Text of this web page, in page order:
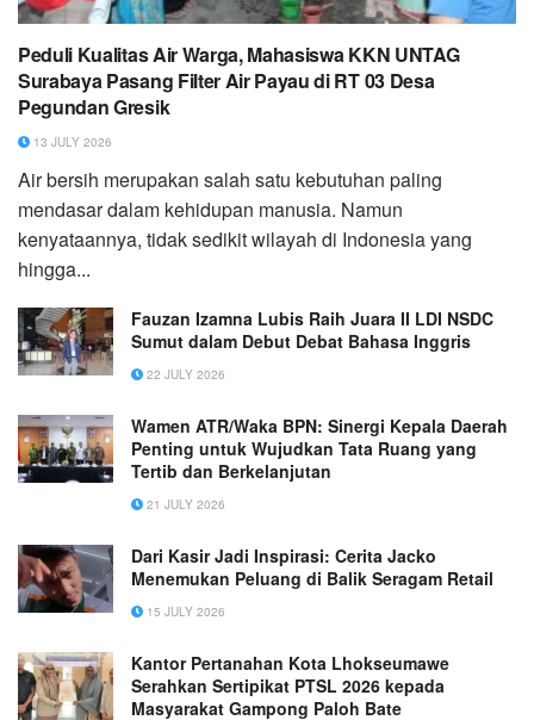
Peduli Kualitas Air Warga, Mahasiswa KKN UNTAG
Surabaya Pasang Filter Air Payau di RT 03 Desa
Pegundan Gresik
13 JULY 2026
Air bersih merupakan salah satu kebutuhan paling
mendasar dalam kehidupan manusia. Namun
kenyataannya, tidak sedikit wilayah di Indonesia yang
hingga...
Fauzan Izamna Lubis Raih Juara II LDI NSDC
Sumut dalam Debut Debat Bahasa Inggris
22 JULY 2026
Wamen ATR/Waka BPN: Sinergi Kepala Daerah
Penting untuk Wujudkan Tata Ruang yang
Tertib dan Berkelanjutan
21 JULY 2026
Dari Kasir Jadi Inspirasi: Cerita Jacko
Menemukan Peluang di Balik Seragam Retail
15 JULY 2026
Kantor Pertanahan Kota Lhokseumawe
Serahkan Sertipikat PTSL 2026 kepada
Masyarakat Gampong Paloh Bate